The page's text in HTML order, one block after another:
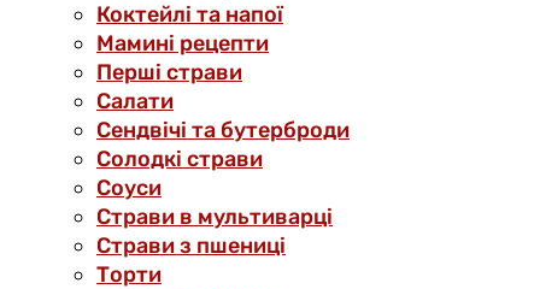
Коктейлі та напої
Мамині рецепти
Перші страви
Салати
Сендвічі та бутерброди
Солодкі страви
Соуси
Страви в мультиварці
Страви з пшениці
Торти